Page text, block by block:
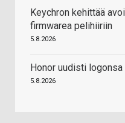
Keychron kehittää
firmwarea pelihiiriin
5.8.2026
Honor uudisti logonsa
5.8.2026